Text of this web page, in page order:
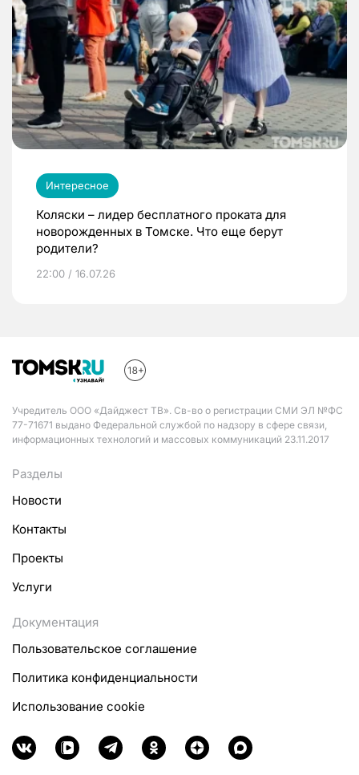
Интересное
Коляски – лидер бесплатного проката для
новорожденных в Томске. Что еще берут
родители?
22:00 / 16.07.26
Учредитель ООО «Дайджест ТВ». Св-во о регистрации СМИ ЭЛ №ФС
77-71671 выдано Федеральной службой по надзору в сфере связи,
информационных технологий и массовых коммуникаций 23.11.2017
Разделы
Новости
Контакты
Проекты
Услуги
Документация
Пользовательское соглашение
Политика конфиденциальности
Использование cookie